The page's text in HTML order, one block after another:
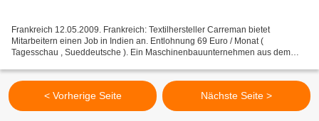
Frankreich 12.05.2009. Frankreich: Textilhersteller Carreman bietet
Mitarbeitern einen Job in Indien an. Entlohnung 69 Euro / Monat (
Tagesschau , Sueddeutsche ). Ein Maschinenbauunternehmen aus dem
< Vorherige Seite Nächste Seite >